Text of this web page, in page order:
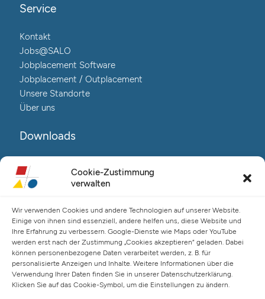
Cookie-Zustimmung
verwalten
Wir verwenden Cookies und andere Technologien auf unserer Website.
Einige von ihnen sind essenziell, andere helfen uns, diese Website und
Ihre Erfahrung zu verbessern. Google-Dienste wie Maps oder YouTube
werden erst nach der Zustimmung „Cookies akzeptieren“ geladen. Dabei
können personenbezogene Daten verarbeitet werden, z. B. für
personalisierte Anzeigen und Inhalte. Weitere Informationen über die
Verwendung Ihrer Daten finden Sie in unserer Datenschutzerklärung.
Klicken Sie auf das Cookie-Symbol, um die Einstellungen zu ändern.
Service
Kontakt
Jobs@SALO
Jobplacement Software
Jobplacement / Outplacement
Unsere Standorte
Über uns
Downloads
Reha@Salo-Broschüre
Neuro@Salo-Broschüre
Salo Holding AG – Hauptverwaltung Hamburg
Spaldingstraße 57-59 / Rosenallee 6-8
20097 Hamburg
Telefon: +49 (0) 40 23916 – 0
E-Mail:info@salo-ag.at